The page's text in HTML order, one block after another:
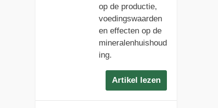
op de productie,
voedingswaarden
en effecten op de
mineralenhuishoud
ing.
Artikel lezen